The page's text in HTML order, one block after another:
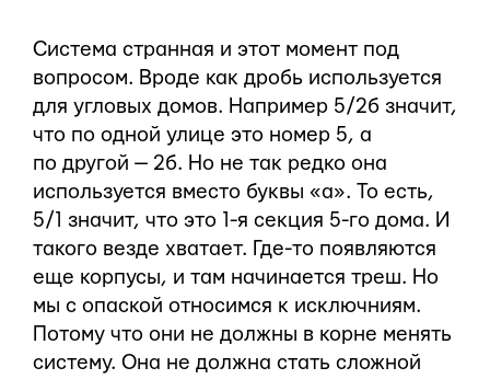
Система странная и этот момент под
вопросом. Вроде как дробь используется
для угловых домов. Например 5/2б значит,
что по одной улице это номер 5, а
по другой — 2б. Но не так редко она
используется вместо буквы «а». То есть,
5/1 значит, что это 1-я секция 5-го дома. И
такого везде хватает. Где-то появляются
еще корпусы, и там начинается треш. Но
мы с опаской относимся к исключниям.
Потому что они не должны в корне менять
систему. Она не должна стать сложной